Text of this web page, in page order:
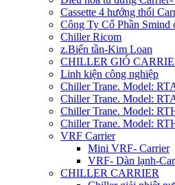
Cassette 4 hướng thổi
Công Ty Cổ Phần Smind
Chiller Ricom
z.Biến tần-Kim Loan
CHILLER GIÓ
Linh kiện công nghiệp
Chiller Trane. Model:
Chiller Trane. Model:
Chiller Trane. Model:
Chiller Trane. Model:
VRF Carrier
Mini VRF- Carrier
VRF- Dàn lạnh-
CHILLER CARRIER